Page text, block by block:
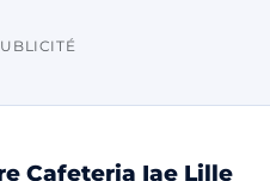
Cafeteria Iae Lille